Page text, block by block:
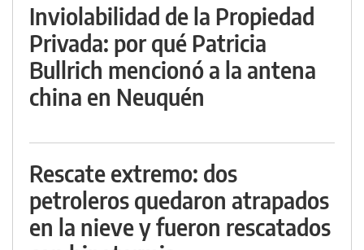
Inviolabilidad de la Propiedad
Privada: por qué Patricia
Bullrich mencionó a la antena
china en Neuquén
Rescate extremo: dos
petroleros quedaron atrapados
en la nieve y fueron rescatados